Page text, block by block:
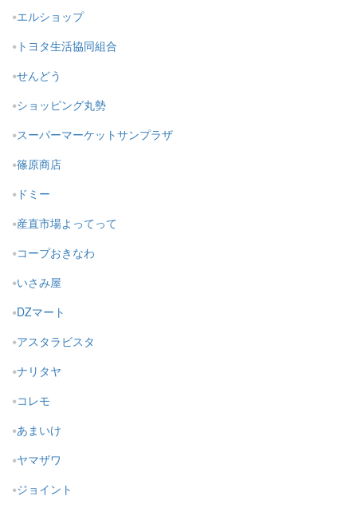
エルショップ
トヨタ生活協同組合
せんどう
ショッピング丸勢
スーパーマーケットサンプラザ
篠原商店
ドミー
産直市場よってって
コープおきなわ
いさみ屋
DZマート
アスタラビスタ
ナリタヤ
コレモ
あまいけ
ヤマザワ
ジョイント